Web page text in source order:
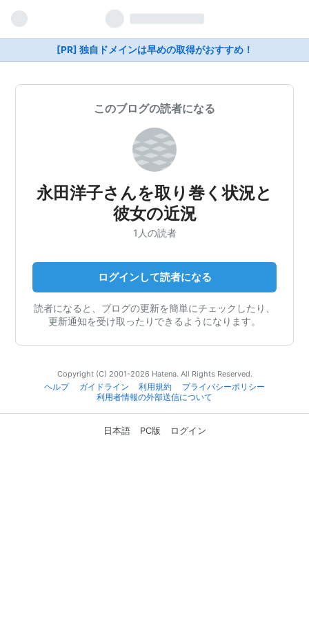
[PR] 独自ドメインは早めの取得がおすすめ！
このブログの読者になる
永田洋子さんを取り巻く状況と
彼女の近況
1人の読者
ログインして読者になる
読者になると、ブログの更新を簡単にチェックしたり、
更新通知を受け取ったりできるようになります。
Copyright (C) 2001-2026 Hatena. All Rights Reserved.
ヘルプ
ガイドライン 利用規約
プライバシーポリシー
利用者情報の外部送信について
日本語 PC版 ログイン